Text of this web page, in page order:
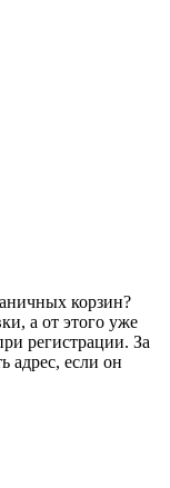
корзин?
а от этого уже
регистрации. За
адрес, если он